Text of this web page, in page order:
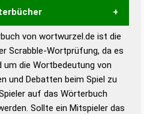
eines semantischen
Anhaltspunkte zu
und Wortform, um die
das Scrabble-Spiel zu
Scrabble-
von wortwurzel.de ist die
Scrabble-Wortprüfung, da es
die Wortbedeutung von
und Debatten beim Spiel zu
auf das Wörterbuch
Sollte ein Mitspieler das